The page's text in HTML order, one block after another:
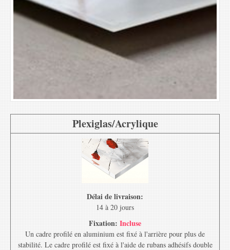
Plexiglas/Acrylique
Délai de livraison:
14 à 20 jours
Fixation: Incluse
Un cadre profilé en aluminium est fixé à l'arrière pour plus de
stabilité. Le cadre profilé est fixé à l'aide de rubans adhésifs double